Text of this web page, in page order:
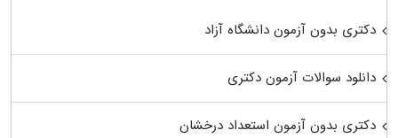
دکتری بدون آزمون دانشگاه آزاد
دانلود سوالات آزمون دکتری
دکتری بدون آزمون استعداد درخشان